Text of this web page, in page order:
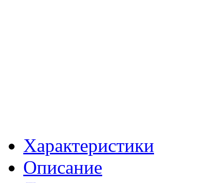
Характеристики
Описание